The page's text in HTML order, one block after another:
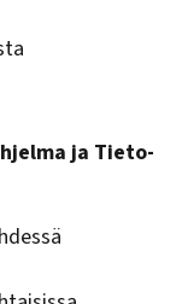
ja Tieto-